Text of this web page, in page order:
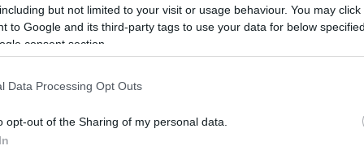
but not limited to your visit or usage behaviour. You may
to Google and its third-party tags to use your data for below
consent section.
Data Processing Opt Outs
opt-out of the Sharing of my personal data.
műsoron a Mundruczó Kornél rendezésében frissen
és januárban lesz újra látható a János Kórház
lehet jegyet rendelni), de addig is
drámaírójának frissen megjelent kötetét a jobb
Nyitra, Belfast, Utrecht, Arnhem, Rotterdam és